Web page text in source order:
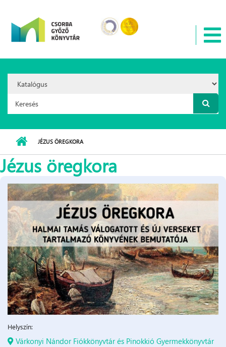
Option:
Keresés űrlap
JÉZUS ÖREGKORA
Jézus öregkora
Helyszín:
Várkonyi Nándor Fiókkönyvtár és Pinokkió Gyermekkönyvtár